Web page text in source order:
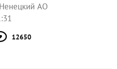
АО
12650